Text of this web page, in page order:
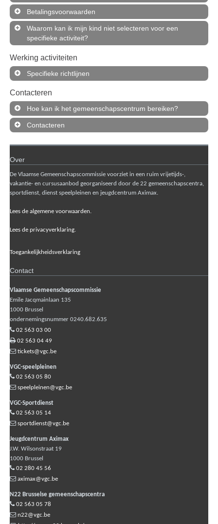
Betalingsvoorwaarden
Waarom kan ik mijn kind niet selecteren voor een
specifieke activiteit?
Werking activiteiten
Specifieke richtlijnen
Contacteren
Hoe kan ik het gemeenschapscentrum bereiken?
Contacteren
Over
De Vlaamse Gemeenschapscommissie voorziet in een ruim vrijetijds-,
vakantie- en cursusaanbod georganiseerd door de 22 gemeenschapscentra,
sportdienst, dienst speelpleinen en jeugdcentrum Aximax.
Lees de algemene voorwaarden.
Lees de privacyverklaring.
Toegankelijkheidsverklaring
Contact
Vlaamse Gemeenschapscommissie
Emile Jacqmainlaan 135
1000 Brussel
ondernemingsnummer 0240.682.635
02 563 03 00
02 563 04 49
tickets@vgc.be
VGC-speelpleinen
02 563 05 80
speelpleinen@vgc.be
VGC-Sportdienst
02 563 05 14
sportdienst@vgc.be
Jeugdcentrum Aximax
J.W. Wilsonstraat 19
1000 Brussel
02 280 45 56
aximax@vgc.be
N22 Brusselse gemeenschapscentra
02 563 05 78
n22@vgc.be